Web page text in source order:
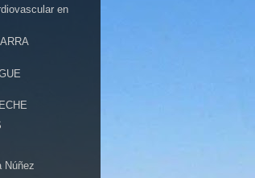
en
Núñez